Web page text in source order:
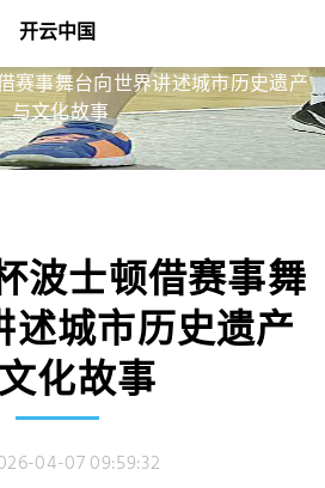
开云中国
赛事舞台向世界讲述城市历史遗产
与文化故事
波士顿借赛事舞
述城市历史遗产
化故事
04-07 09:59:32